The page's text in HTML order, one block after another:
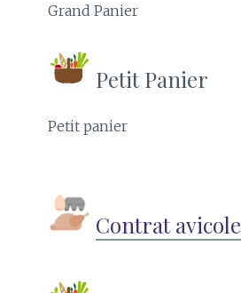
Grand Panier
Petit Panier
Petit panier
Contrat avicole